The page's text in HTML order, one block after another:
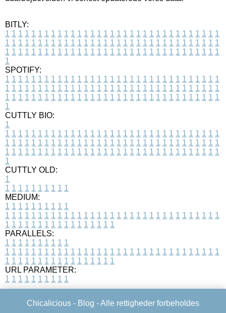
BITLY:
1 1 1 1 1 1 1 1 1 1 1 1 1 1 1 1 1 1 1 1 1 1 1 1 1 1 1 1 1 1 1 1 1
1 1 1 1 1 1 1 1 1 1 1 1 1 1 1 1 1 1 1 1 1 1 1 1 1 1 1 1 1 1 1 1 1
1 1 1 1 1 1 1 1 1 1 1 1 1 1 1 1 1 1 1 1 1 1 1 1 1 1 1 1 1 1 1 1 1
1
SPOTIFY:
1 1 1 1 1 1 1 1 1 1 1 1 1 1 1 1 1 1 1 1 1 1 1 1 1 1 1 1 1 1 1 1 1
1 1 1 1 1 1 1 1 1 1 1 1 1 1 1 1 1 1 1 1 1 1 1 1 1 1 1 1 1 1 1 1 1
1 1 1 1 1 1 1 1 1 1 1 1 1 1 1 1 1 1 1 1 1 1 1 1 1 1 1 1 1 1 1 1 1
1
CUTTLY BIO:
1
1 1 1 1 1 1 1 1 1 1 1 1 1 1 1 1 1 1 1 1 1 1 1 1 1 1 1 1 1 1 1 1 1
1 1 1 1 1 1 1 1 1 1 1 1 1 1 1 1 1 1 1 1 1 1 1 1 1 1 1 1 1 1 1 1 1
1 1 1 1 1 1 1 1 1 1 1 1 1 1 1 1 1 1 1 1 1 1 1 1 1 1 1 1 1 1 1 1 1
1
CUTTLY OLD:
1
1 1 1 1 1 1 1 1 1 1
MEDIUM:
1 1 1 1 1 1 1 1 1 1
1 1 1 1 1 1 1 1 1 1 1 1 1 1 1 1 1 1 1 1 1 1 1 1 1 1 1 1 1 1 1 1 1
1 1 1 1 1 1 1 1 1 1 1 1 1 1 1 1 1
PARALLELS:
1 1 1 1 1 1 1 1 1 1
1 1 1 1 1 1 1 1 1 1 1 1 1 1 1 1 1 1 1 1 1 1 1 1 1 1 1 1 1 1 1 1 1
1 1 1 1 1 1 1 1 1 1 1 1 1 1 1 1 1
URL PARAMETER:
1 1 1 1 1 1 1 1 1 1
Chicalicious - Blog - Alle rettigheder forbeholdes